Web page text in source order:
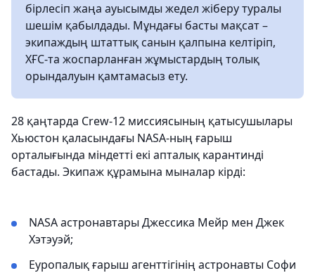
бірлесіп жаңа ауысымды жедел жіберу туралы
шешім қабылдады. Мұндағы басты мақсат –
экипаждың штаттық санын қалпына келтіріп,
ХҒС-та жоспарланған жұмыстардың толық
орындалуын қамтамасыз ету.
28 қаңтарда Crew-12 миссиясының қатысушылары
Хьюстон қаласындағы NASA-ның ғарыш
орталығында міндетті екі апталық карантинді
бастады. Экипаж құрамына мыналар кірді:
NASA астронавтары Джессика Мейр мен Джек
Хэтэуэй;
Еуропалық ғарыш агенттігінің астронавты Софи